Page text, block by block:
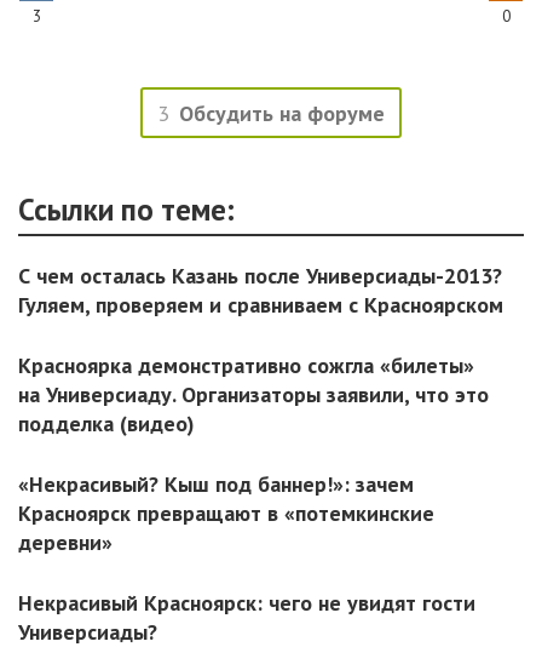
3 0
3 Обсудить на форуме
Ссылки по теме:
С чем осталась Казань после Универсиады-2013?
Гуляем, проверяем и сравниваем с Красноярском
Красноярка демонстративно сожгла «билеты»
на Универсиаду. Организаторы заявили, что это
подделка (видео)
«Некрасивый? Кыш под баннер!»: зачем
Красноярск превращают в «потемкинские
деревни»
Некрасивый Красноярск: чего не увидят гости
Универсиады?